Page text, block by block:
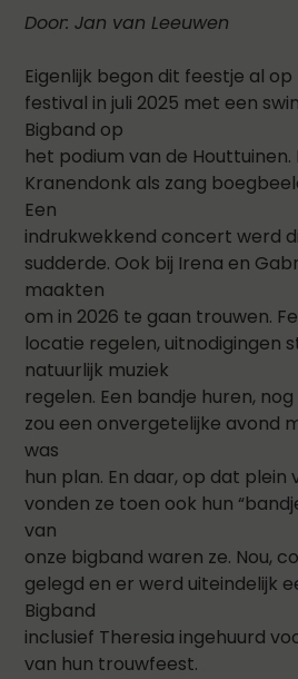
Door: Jan van Leeuwen
Eigenlijk begon dit feestje al op
festival in juli 2025 met een
Bigband op
het podium van de Houttuinen.
Kranendonk als zang
Een
indrukwekkend concert werd
sudderde. Ook bij Irena en
maakten
om in 2026 te gaan trouwen.
locatie regelen, uitnodigingen
natuurlijk muziek
regelen. Een bandje huren,
zou een onvergetelijke avond
was
hun plan. En daar, op dat plein
vonden ze toen ook hun
van
onze bigband waren ze. Nou,
gelegd en er werd uiteindelijk
Bigband
inclusief Theresia ingehuurd
van hun trouwfeest.